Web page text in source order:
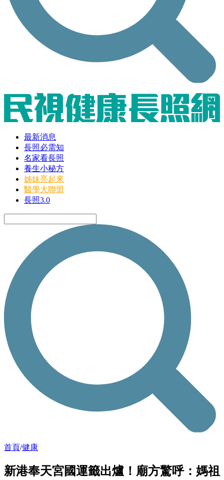
最新消息
長照必需知
名家看長照
養生小秘方
姊妹亮起來
醫學大聯盟
長照3.0
首頁/健康
新港奉天宮國運籤出爐！廟方驚呼：媽祖